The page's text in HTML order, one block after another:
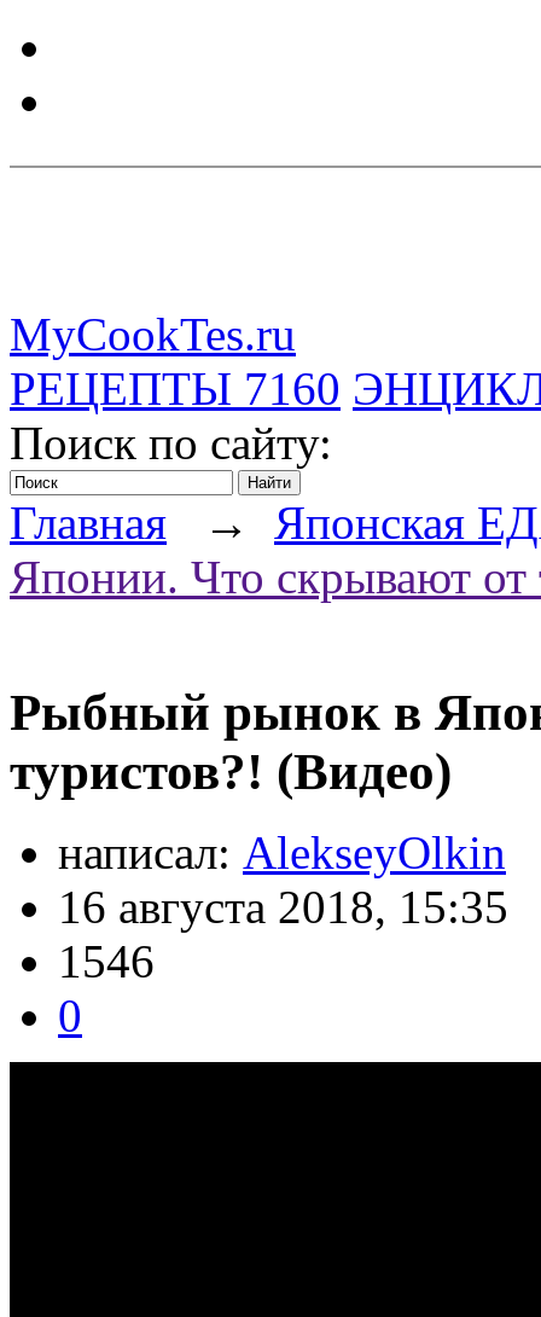
MyCookTes.ru
РЕЦЕПТЫ 7160
Поиск по сайту:
Главная → Японская
Японии. Что скрывают от
Рыбный рынок в
туристов?! (Видео)
написал: AlekseyOlkin
16 августа 2018, 15:35
1546
0